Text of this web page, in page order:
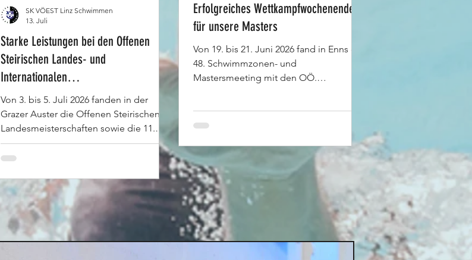
Starke Leistungen bei den Offenen
Steirischen Landes- und
Internationalen
Mastersmeisterschaften
Von 3. bis 5. Juli 2026 fanden in der
Grazer Auster die Offenen Steirischen
Landesmeisterschaften sowie die 11.
Internationalen Steirischen
Mastersmeisterschaften statt. Mit einem
vierköpfigen Team reiste der SK VÖEST
Linz nach Graz – und kehrte mit einer
beeindruckenden Medaillenausbeute
zurück. Monika Hofmann, Matthias
Stöttner, Christoph Sagmüller und
Florian Renner zeigten starke Leistungen
SK VÖEST Linz Schwimmen
13. Juli
Erfolgreiches Wettkampfwochenende
für unsere Masters
Von 19. bis 21. Juni 2026 fand in Enns das
48. Schwimmzonen- und
Mastersmeeting mit den OÖ.
organisierten Rahmenbedingungen
gingen unsere Masters erstmals in dieser
Saison auf der 50-Meter-Bahn an den
Start – und lieferten ein starkes
Mannschaftsergebnis ab. Für Martina
Seitz und Markus Scherb stand bei ihrem
Wettkampfeinstieg vor allem das
Sammeln von Erfahrung im Mitt